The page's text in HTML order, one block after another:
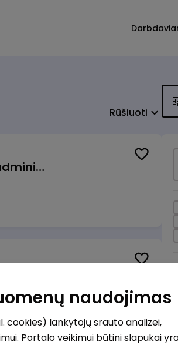
Rūšiuoti
Pardavimų vadybininkas (-ė) / Biuro administratorius (-ė) (B2B)
naudojimas
cookies) lankytojų srauto analizei,
Portalo veikimui būtini slapukai